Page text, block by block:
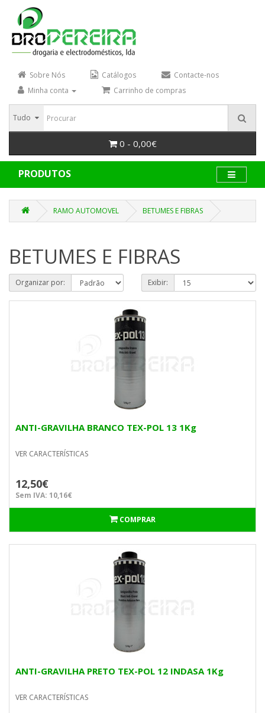
Sobre Nós Catálogos
Contacte-nos
Minha conta
Carrinho de compras
Tudo
0 - 0,00€
PRODUTOS
RAMO AUTOMOVEL BETUMES E FIBRAS
BETUMES E FIBRAS
Organizar por: Exibir:
ANTI-GRAVILHA BRANCO TEX-POL 13 1Kg
VER CARACTERÍSTICAS
12,50€
Sem IVA: 10,16€
COMPRAR
ANTI-GRAVILHA PRETO TEX-POL 12 INDASA 1Kg
VER CARACTERÍSTICAS